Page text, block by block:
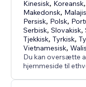
Kinesisk, Koreansk,
Makedonsk,
Persisk, Polsk,
Serbisk,Slovakisk,
Tjekkisk,Tyrkisk,
Vietnamesisk,
Du kan oversætte
hjemmeside til